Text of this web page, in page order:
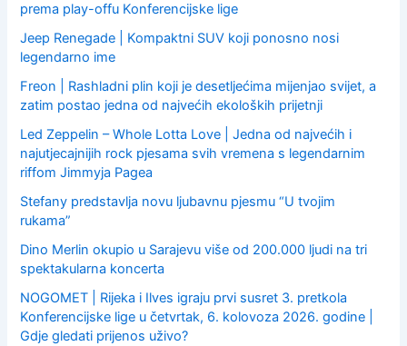
prema play-offu Konferencijske lige
Jeep Renegade | Kompaktni SUV koji ponosno nosi
legendarno ime
Freon | Rashladni plin koji je desetljećima mijenjao svijet, a
zatim postao jedna od najvećih ekoloških prijetnji
Led Zeppelin – Whole Lotta Love | Jedna od najvećih i
najutjecajnijih rock pjesama svih vremena s legendarnim
riffom Jimmyja Pagea
Stefany predstavlja novu ljubavnu pjesmu “U tvojim
rukama”
Dino Merlin okupio u Sarajevu više od 200.000 ljudi na tri
spektakularna koncerta
NOGOMET | Rijeka i Ilves igraju prvi susret 3. pretkola
Konferencijske lige u četvrtak, 6. kolovoza 2026. godine |
Gdje gledati prijenos uživo?